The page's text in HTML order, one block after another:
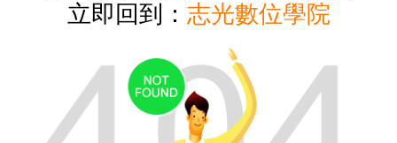
立即回到： 志光數位學院